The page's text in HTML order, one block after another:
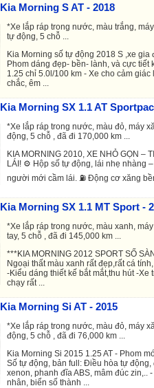
Kia Morning S AT - 2018
*Xe lắp ráp trong nước, màu trắng,
tự động, 5 chỗ ...
Kia Morning số tự động 2018 S ,xe
Phom dáng đẹp- bền- lành, và cực tiết
1.25 chỉ 5.0l/100 km - Xe cho cảm giác
chắc, êm ...
Kia Morning SX 1.1 AT
*Xe lắp ráp trong nước, màu đỏ, máy
động, 5 chỗ , đã đi 170,000 km ...
KIA MORNING 2010, XE NHỎ GỌN –
LÁI! ⚙️ Hộp số tự động, lái nhẹ nhàng
người mới cầm lái. ⛽ Động cơ xăng
Kia Morning SX 1.1 MT Sport -
*Xe lắp ráp trong nước, màu xanh,
tay, 5 chỗ , đã đi 145,000 km ...
***KIA MORNING 2012 SPORT SỐ
Ngoại thất màu xanh rất đẹp,rất cá
-Kiểu dáng thiết kế bắt mắt,thu hút -Xe
chạy rất ...
Kia Morning Si AT - 2015
*Xe lắp ráp trong nước, màu đỏ, máy
động, 5 chỗ , đã đi 76,000 km ...
Kia Morning Si 2015 1.25 AT - Phom
Số tự động, bản full: Điều hòa tự động,
xenon, phanh đĩa ABS, mâm đúc zin,..
nhân, biển số thành ...